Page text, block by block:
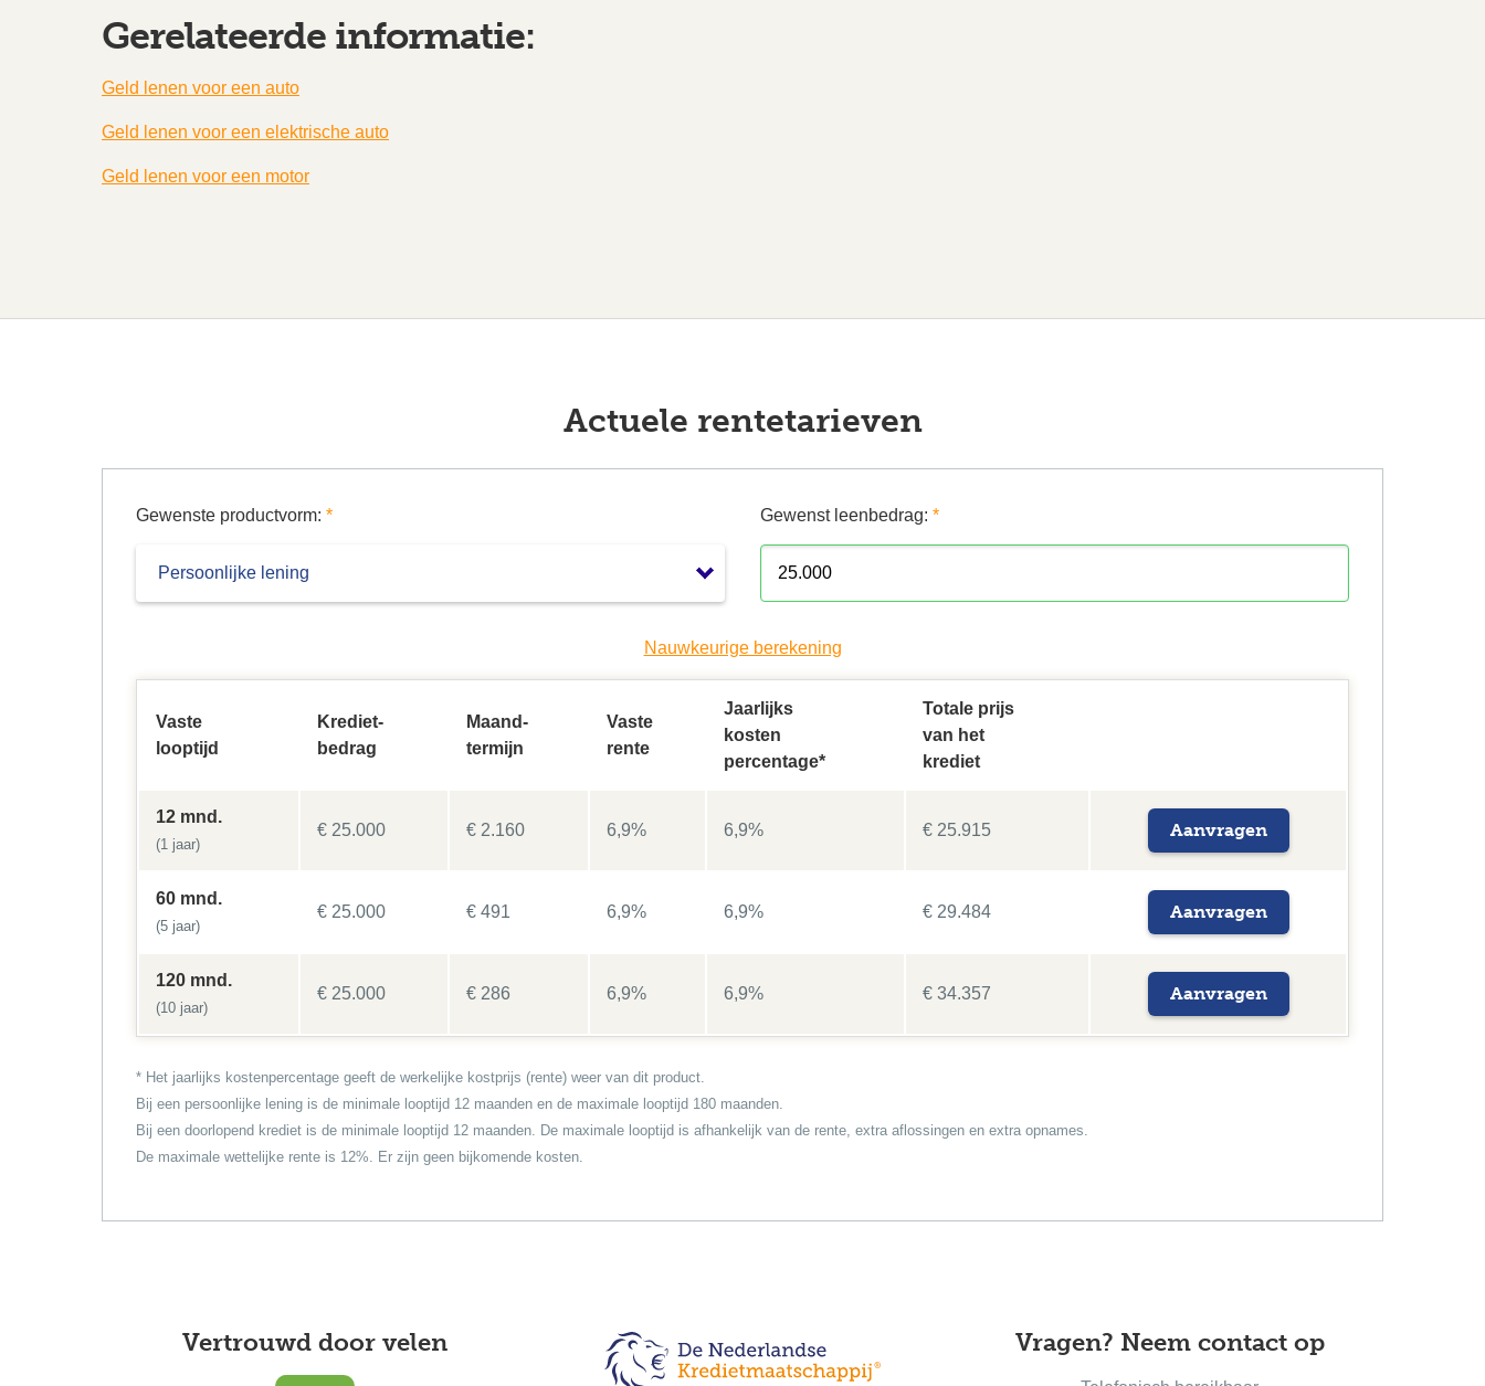
Gerelateerde informatie:
Geld lenen voor een auto
Geld lenen voor een elektrische auto
Geld lenen voor een motor
Actuele rentetarieven
Gewenste productvorm: * Gewenst leenbedrag:*
Nauwkeurige berekening
Vaste
looptijd
Krediet-
bedrag
Maand-
termijn
Vaste
rente
Jaarlijks
kosten
percentage*
Totale prijs
van het
krediet
12 mnd.
(1 jaar)
€ 25.000 € 2.160 6,9% 6,9% € 25.915 Aanvragen
60 mnd.
(5 jaar)
€ 25.000 € 491 6,9% 6,9% € 29.484 Aanvragen
120 mnd.
(10 jaar)
€ 25.000 € 286 6,9% 6,9% € 34.357 Aanvragen
* Het jaarlijks kostenpercentage geeft de werkelijke kostprijs (rente) weer van dit product.
Bij een persoonlijke lening is de minimale looptijd 12 maanden en de maximale looptijd 180 maanden.
Bij een doorlopend krediet is de minimale looptijd 12 maanden. De maximale looptijd is afhankelijk van de rente, extra aflossingen en extra opnames.
De maximale wettelijke rente is 12%. Er zijn geen bijkomende kosten.
Vertrouwd door velen Vragen? Neem contact op